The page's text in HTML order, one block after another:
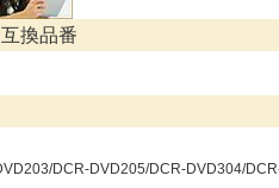
換品番
DCR-DVD205/DCR-DVD304/